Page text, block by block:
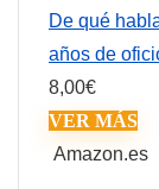
De qué
años de
8,00€
VER MÁS
Amazon.es